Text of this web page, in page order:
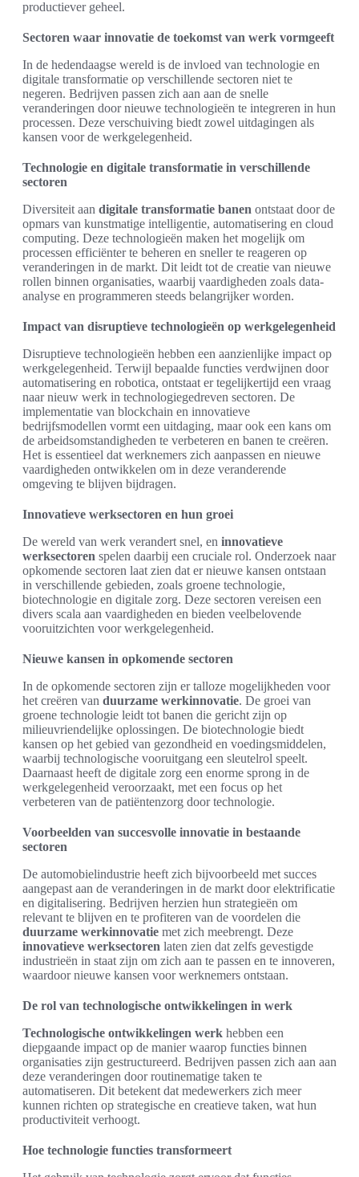
productiever geheel.
Sectoren waar innovatie de toekomst van werk vormgeeft
In de hedendaagse wereld is de invloed van technologie en
digitale transformatie op verschillende sectoren niet te
negeren. Bedrijven passen zich aan aan de snelle
veranderingen door nieuwe technologieën te integreren in hun
processen. Deze verschuiving biedt zowel uitdagingen als
kansen voor de werkgelegenheid.
Technologie en digitale transformatie in verschillende
sectoren
Diversiteit aan digitale transformatie banen ontstaat door de
opmars van kunstmatige intelligentie, automatisering en cloud
computing. Deze technologieën maken het mogelijk om
processen efficiënter te beheren en sneller te reageren op
veranderingen in de markt. Dit leidt tot de creatie van nieuwe
rollen binnen organisaties, waarbij vaardigheden zoals data-
analyse en programmeren steeds belangrijker worden.
Impact van disruptieve technologieën op werkgelegenheid
Disruptieve technologieën hebben een aanzienlijke impact op
werkgelegenheid. Terwijl bepaalde functies verdwijnen door
automatisering en robotica, ontstaat er tegelijkertijd een vraag
naar nieuw werk in technologiegedreven sectoren. De
implementatie van blockchain en innovatieve
bedrijfsmodellen vormt een uitdaging, maar ook een kans om
de arbeidsomstandigheden te verbeteren en banen te creëren.
Het is essentieel dat werknemers zich aanpassen en nieuwe
vaardigheden ontwikkelen om in deze veranderende
omgeving te blijven bijdragen.
Innovatieve werksectoren en hun groei
De wereld van werk verandert snel, en innovatieve
werksectoren spelen daarbij een cruciale rol. Onderzoek naar
opkomende sectoren laat zien dat er nieuwe kansen ontstaan
in verschillende gebieden, zoals groene technologie,
biotechnologie en digitale zorg. Deze sectoren vereisen een
divers scala aan vaardigheden en bieden veelbelovende
vooruitzichten voor werkgelegenheid.
Nieuwe kansen in opkomende sectoren
In de opkomende sectoren zijn er talloze mogelijkheden voor
het creëren van duurzame werkinnovatie. De groei van
groene technologie leidt tot banen die gericht zijn op
milieuvriendelijke oplossingen. De biotechnologie biedt
kansen op het gebied van gezondheid en voedingsmiddelen,
waarbij technologische vooruitgang een sleutelrol speelt.
Daarnaast heeft de digitale zorg een enorme sprong in de
werkgelegenheid veroorzaakt, met een focus op het
verbeteren van de patiëntenzorg door technologie.
Voorbeelden van succesvolle innovatie in bestaande
sectoren
De automobielindustrie heeft zich bijvoorbeeld met succes
aangepast aan de veranderingen in de markt door elektrificatie
en digitalisering. Bedrijven herzien hun strategieën om
relevant te blijven en te profiteren van de voordelen die
duurzame werkinnovatie met zich meebrengt. Deze
innovatieve werksectoren laten zien dat zelfs gevestigde
industrieën in staat zijn om zich aan te passen en te innoveren,
waardoor nieuwe kansen voor werknemers ontstaan.
De rol van technologische ontwikkelingen in werk
Technologische ontwikkelingen werk hebben een
diepgaande impact op de manier waarop functies binnen
organisaties zijn gestructureerd. Bedrijven passen zich aan aan
deze veranderingen door routinematige taken te
automatiseren. Dit betekent dat medewerkers zich meer
kunnen richten op strategische en creatieve taken, wat hun
productiviteit verhoogt.
Hoe technologie functies transformeert